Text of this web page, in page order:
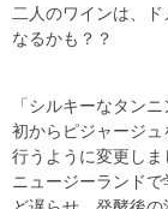
二人のワインは、
なるかも？？
「シルキーなタン
初からピジャージ
行うように変更しま
ニュージーランド